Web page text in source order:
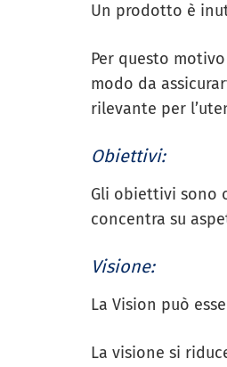
Un prodotto è
Per questo
modo da
rilevante per
Obiettivi:
Gli obiettivi sono
concentra su
Visione:
La Vision può
La visione si